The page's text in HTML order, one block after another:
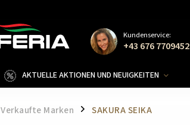
Kundenservice:
+43 676 7709452
AKTUELLE AKTIONEN UND NEUIGKEITEN
Verkaufte Marken / SAKURA SEIKA